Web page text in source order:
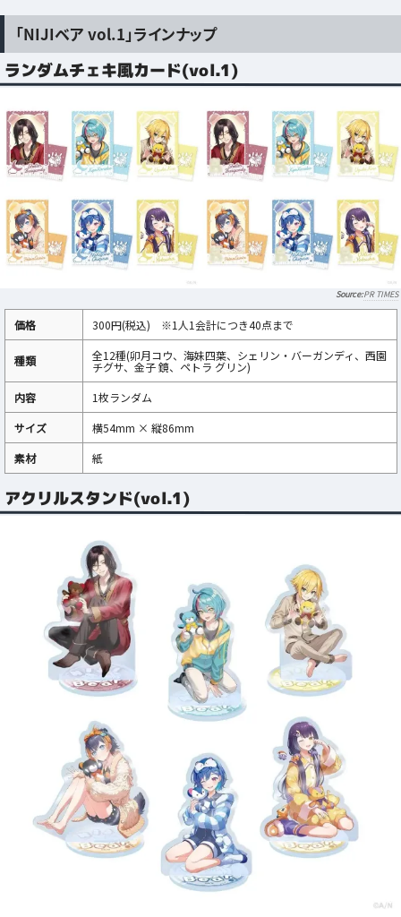
「NIJIベア vol.1」ラインナップ
ランダムチェキ風カード(vol.1)
PR TIMES
価格 300円(税込) ※1人1会計につき40点まで
種類 全12種(卯月コウ、海妹四葉、シェリン・バーガンディ、西園
チグサ、金子 鏡、ペトラ グリン)
内容
1枚ランダム
サイズ
横54mm × 縦86mm
素材
紙
アクリルスタンド(vol.1)